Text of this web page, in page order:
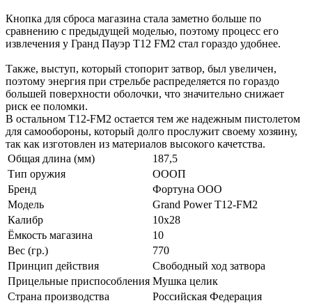
Кнопка для сброса магазина стала заметно больше по
сравнению с предыдущей моделью, поэтому процесс его
извлечения у Гранд Пауэр T12 FM2 стал гораздо удобнее.
Также, выступ, который стопорит затвор, был увеличен,
поэтому энергия при стрельбе распределяется по гораздо
большей поверхности оболочки, что значительно снижает
риск ее поломки.
В остальном T12-FM2 остается тем же надежным пистолетом
для самообороны, который долго прослужит своему хозяину,
так как изготовлен из материалов высокого качетства.
Общая длина (мм)
187,5
Тип оружия
ОООП
Бренд
Фортуна ООО
Модель
Grand Power Т12-FM2
Калибр
10х28
Ёмкость магазина
10
Вес (гр.)
770
Принцип действия
Свободный ход затвора
Прицельные приспособления Мушка целик
Страна производства
Российская Федерация